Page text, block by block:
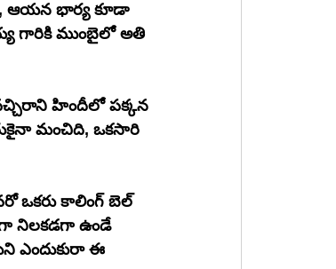
గారికి ముంబైలో అతి
హిందీలో పక్కన
ఒకరు కాలింగ్ బెల్
నిలకడగా ఉండే
ఎందుకురా ఈ